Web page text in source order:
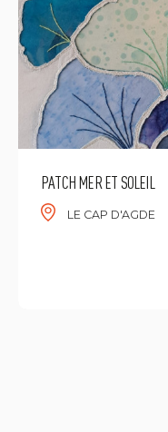
PATCH MER ET SOLEIL
LE CAP D'AGDE